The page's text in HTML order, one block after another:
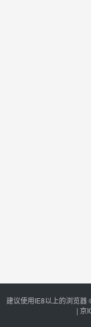
建议使用IE8以上的浏览器
| 京